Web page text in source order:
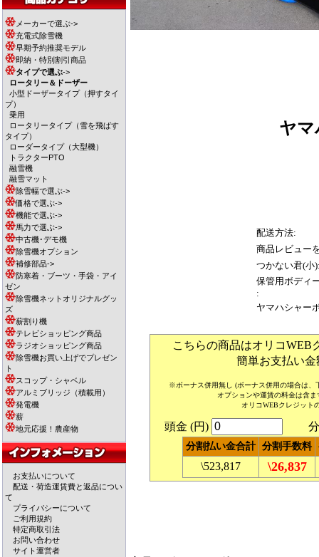
メーカーで選ぶ->
充電式除雪機
早期予約推奨モデル
即納・特別割引商品
タイプで選ぶ->
ロータリー＆ドーザー
小型ドーザータイプ（押すタイ
プ）
乗用
ロータリータイプ（雪を飛ばす
タイプ）
ローダータイプ（大型機）
トラクターPTO
融雪機
融雪マット
除雪幅で選ぶ->
価格で選ぶ->
機能で選ぶ->
馬力で選ぶ->
中古機･デモ機
除雪機オプション
補修部品->
防寒着・ブーツ・手袋・アイ
ゼン
除雪機ネットオリジナルグッ
ズ
薪割り機
テレビショッピング商品
ラジオショッピング商品
除雪機お買い上げでプレゼン
ト
スコップ・シャベル
アルミブリッジ（積載用）
発電機
薪
地元応援！農産物
お支払いについて
配送・荷造運賃費と返品につい
て
プライバシーについて
ご利用規約
特定商取引法
お問い合わせ
サイト運営者
ヤ
配送方法:
商品レビュー
つかない君(小
保管用ボディ
:
ヤマハシャー
こちらの商品はオリコWEB
簡単お支払い
※ボーナス併用無し (ボーナス併用の場合は、
オプションや運賃の料金は含
オリコWEBクレジット
頭金 (円) 分
分割払い金合計 分割手数料
\523,817 \26,837